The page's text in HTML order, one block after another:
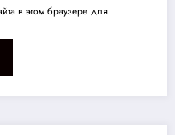
в этом браузере для